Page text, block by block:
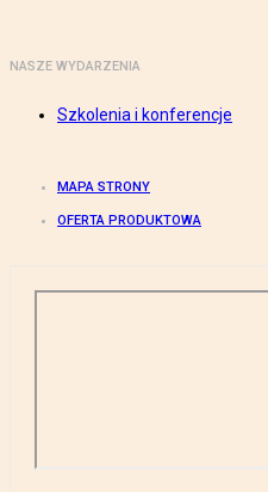
NASZE WYDARZENIA
Szkolenia i konferencje
MAPA STRONY
OFERTA PRODUKTOWA